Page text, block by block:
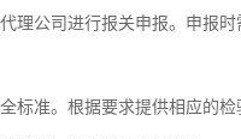
理公司进行报关申报。申报
准。根据要求提供相应的检